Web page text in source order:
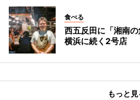
食べる
西五反田に「湘南
横浜に続く2号店
もっと見